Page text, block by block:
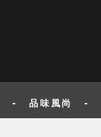
- 品味風尚 -